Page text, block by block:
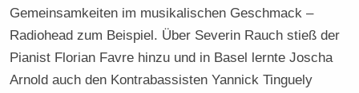
Gemeinsamkeiten im musikalischen Geschmack –
Radiohead zum Beispiel. Über Severin Rauch stieß der
Pianist Florian Favre hinzu und in Basel lernte Joscha
Arnold auch den Kontrabassisten Yannick Tinguely